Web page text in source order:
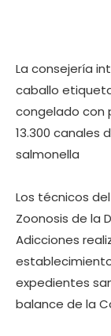
La consejería
caballo
congelado con
13.300 canales
salmonella
Los técnicos
Zoonosis de la
Adicciones
expedientes
balance de la